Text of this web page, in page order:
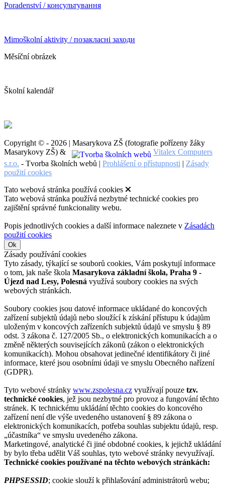
Poradenství / консультування
Mimoškolní aktivity / позакласні заходи
Měsíční obrázek
Školní kalendář
Copyright © - 2026 | Masarykova ZŠ (fotografie pořízeny žáky
Masarykovy ZŠ) &
Vitalex Computers
s.r.o. - Tvorba školních webů | Prohlášení o přístupnosti | Zásady
použití cookies
Tato webová stránka používá cookies
Tato webová stránka používá nezbytné technické cookies pro
zajištění správné funkcionality webu.
Popis jednotlivých cookies a další informace naleznete v Zásadách
použití cookies
Ok
Zásady používání cookies
Tyto zásady, týkající se souborů cookies, Vám poskytují informace
o tom, jak naše škola Masarykova základní škola, Praha 9 -
Újezd nad Lesy, Polesná využívá soubory cookies na svých
webových stránkách.
Soubory cookies jsou datové informace ukládané do koncových
zařízení subjektů údajů nebo sloužící k získání přístupu k údajům
uloženým v koncových zařízeních subjektů údajů ve smyslu § 89
odst. 3 zákona č. 127/2005 Sb., o elektronických komunikacích a o
změně některých souvisejících zákonů (zákon o elektronických
komunikacích). Mohou obsahovat jedinečné identifikátory či jiné
informace, které jsou osobními údaji ve smyslu Obecného nařízení
(GDPR).
Tyto webové stránky www.zspolesna.cz využívají pouze tzv.
technické cookies, jež jsou nezbytné pro provoz a fungování těchto
stránek. K technickému ukládání těchto cookies do koncového
zařízení není dle výše uvedeného ustanovení § 89 zákona o
elektronických komunikacích, potřeba souhlas subjektu údajů, resp.
„účastníka“ ve smyslu uvedeného zákona.
Marketingové, analytické či jiné obdobné cookies, k jejichž ukládání
by bylo třeba udělit Váš souhlas, tyto webové stránky nevyužívají.
Technické cookies používané na těchto webových stránkách:
PHPSESSID; cookie slouží k přihlašování administrátorů webu;